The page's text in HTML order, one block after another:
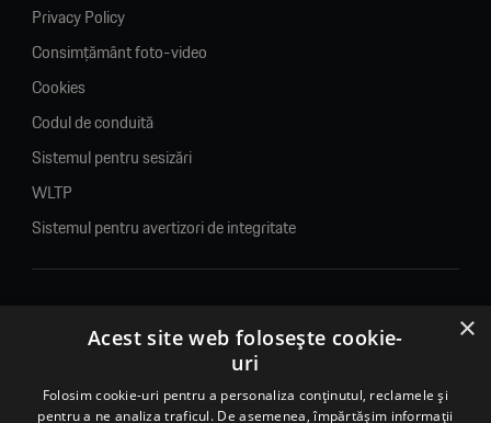
Privacy Policy
Consimțământ foto-video
Cookies
Codul de conduită
Sistemul pentru sesizări
WLTP
Sistemul pentru avertizori de integritate
© 2026. Porsche Inter Auto Romania. Toate drepturile rezervate.
Porsche Inter Auto Romania SRL
RO22188461 J2007002067233
×
Acest site web folosește cookie-
uri
Folosim cookie-uri pentru a personaliza conținutul, reclamele și
pentru a ne analiza traficul. De asemenea, împărtășim informații